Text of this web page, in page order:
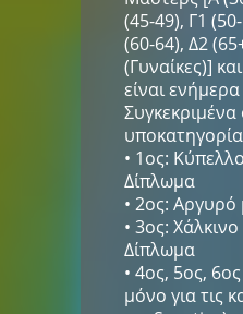
(45-49), Γ1
(60-64), Δ2
(Γυναίκες)]
είναι
• 1ος:
Δίπλωμα
• 2ος: Αργυρό
• 3ος:
Δίπλωμα
• 4ος, 5ος,
μόνο για τις